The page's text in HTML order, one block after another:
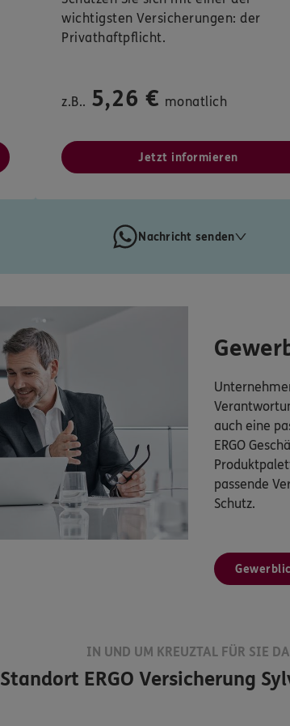
wichtigsten Versicherungen: der
Privathaftpflicht.
z.B.. 5,26 € monatlich
Jetzt informieren
Nachricht senden
auch eine
ERGO
passende
Schutz.
IN UND UM KREUZTAL FÜR SIE DA
Standort ERGO Versicherung